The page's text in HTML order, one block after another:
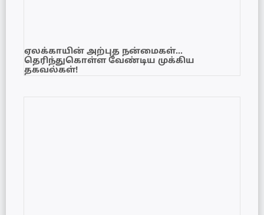
ஏலக்காயின் அற்புத நன்மைகள்…
தெரிந்துகொள்ள வேண்டிய முக்கிய
தகவல்கள்!